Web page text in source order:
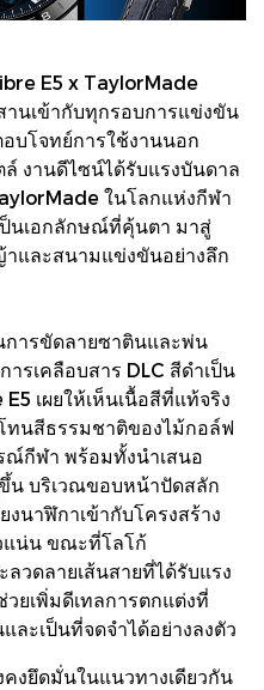
E5 x TaylorMade
านเข้ากับทุกรอบการแข่งขัน
บโจทย์การใช้งานนอก
งานดีไซน์ได้รับแรงบันดาล
ในโลกแห่งกีฬา
นเอกลักษณ์ที่คุ้นตา มาสู่
และสนามแข่งขันอย่างลึก
การขัดลายซาตินและพ่น
รเคลือบสาร DLC สีดำเป็น
เผยให้เห็นเนื้อสีที่แท้จริง
ทนสีธรรมชาติของไม้กอล์ฟ
กีฬา พร้อมทั้งนำเสนอ
น บริเวณขอบหน้าปัดสลัก
งนาฬิกาเข้ากับโครงสร้าง
แน่น ขณะที่โลโก้
วดลายเส้นสายที่ได้รับแรง
ยเพิ่มดีเทลการตกแต่งที่
ะเป็นที่จดจำได้อย่างลงตัว
งยึดมั่นในแนวทางเดียวกัน